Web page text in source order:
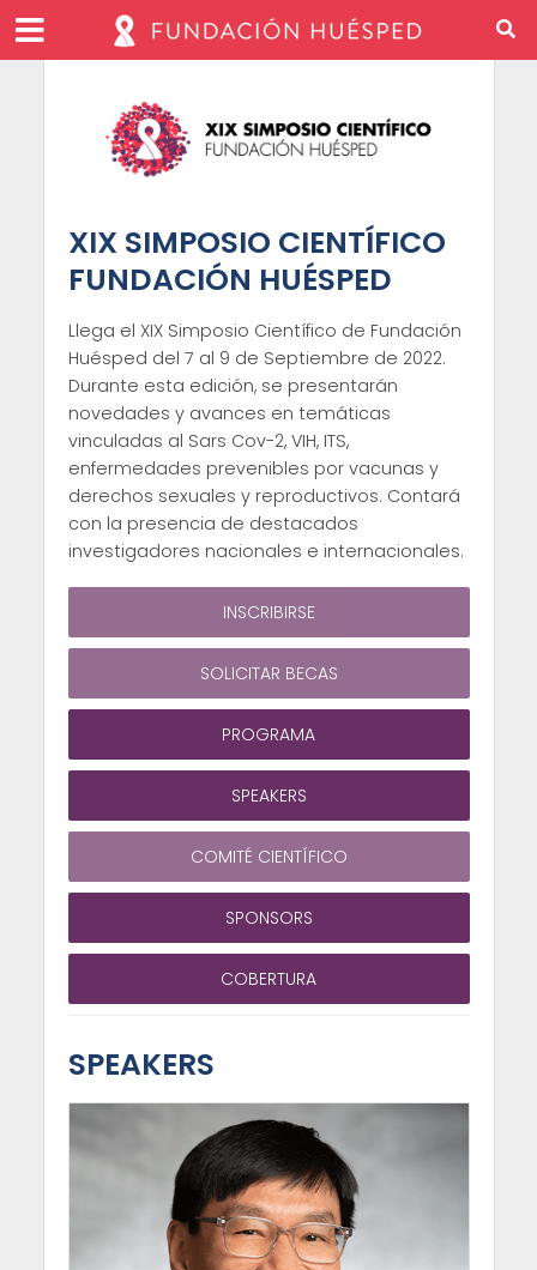
XIX SIMPOSIO CIENTÍFICO
FUNDACIÓN HUÉSPED
Llega el XIX Simposio Científico de Fundación
Huésped del 7 al 9 de Septiembre de 2022.
Durante esta edición, se presentarán
novedades y avances en temáticas
vinculadas al Sars Cov-2, VIH, ITS,
enfermedades prevenibles por vacunas y
derechos sexuales y reproductivos. Contará
con la presencia de destacados
investigadores nacionales e internacionales.
INSCRIBIRSE
SOLICITAR BECAS
PROGRAMA
SPEAKERS
COMITÉ CIENTÍFICO
SPONSORS
COBERTURA
SPEAKERS